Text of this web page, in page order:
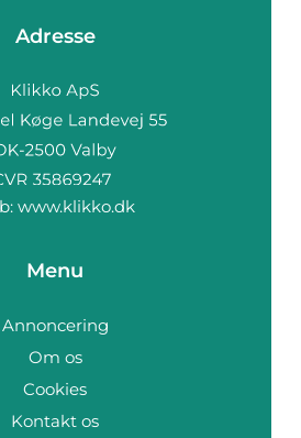
Adresse
www.klikko.dk
Menu
Annoncering
Om os
Cookies
Kontakt os